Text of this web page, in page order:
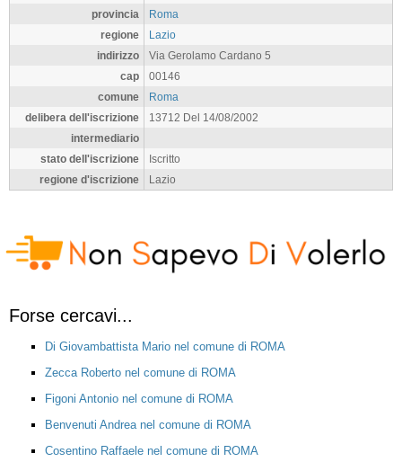
provincia
Roma
regione
Lazio
indirizzo
Via Gerolamo Cardano 5
cap
00146
comune
Roma
delibera dell'iscrizione
13712 Del 14/08/2002
intermediario
stato dell'iscrizione
Iscritto
regione d'iscrizione
Lazio
Forse cercavi...
Di Giovambattista Mario nel comune di ROMA
Zecca Roberto nel comune di ROMA
Figoni Antonio nel comune di ROMA
Benvenuti Andrea nel comune di ROMA
Cosentino Raffaele nel comune di ROMA